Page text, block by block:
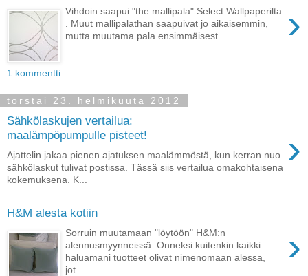
›
Vihdoin saapui "the mallipala" Select Wallpaperilta
. Muut mallipalathan saapuivat jo aikaisemmin,
mutta muutama pala ensimmäisest...
1 kommentti:
torstai 23. helmikuuta 2012
Sähkölaskujen vertailua:
maalämpöpumpulle pisteet!
›
Ajattelin jakaa pienen ajatuksen maalämmöstä, kun kerran nuo
sähkölaskut tulivat postissa. Tässä siis vertailua omakohtaisena
kokemuksena. K...
H&M alesta kotiin
›
Sorruin muutamaan "löytöön" H&M:n
alennusmyynneissä. Onneksi kuitenkin kaikki
haluamani tuotteet olivat nimenomaan alessa,
jot...